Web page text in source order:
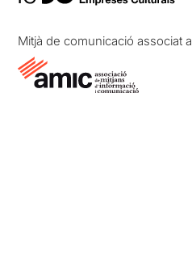
Mitjà de comunicació associat a